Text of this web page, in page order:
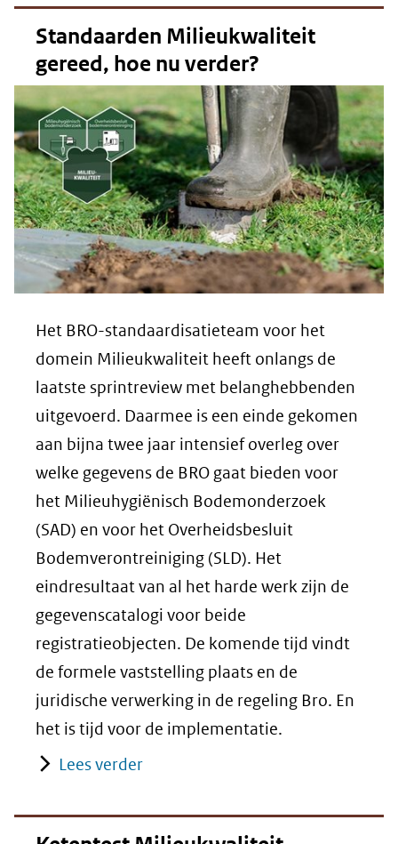
Standaarden Milieukwaliteit
gereed, hoe nu verder?
Het BRO-standaardisatieteam voor het
domein Milieukwaliteit heeft onlangs de
laatste sprintreview met belanghebbenden
uitgevoerd. Daarmee is een einde gekomen
aan bijna twee jaar intensief overleg over
welke gegevens de BRO gaat bieden voor
het Milieuhygiënisch Bodemonderzoek
(SAD) en voor het Overheidsbesluit
Bodemverontreiniging (SLD). Het
eindresultaat van al het harde werk zijn de
gegevenscatalogi voor beide
registratieobjecten. De komende tijd vindt
de formele vaststelling plaats en de
juridische verwerking in de regeling Bro. En
het is tijd voor de implementatie.
Lees verder